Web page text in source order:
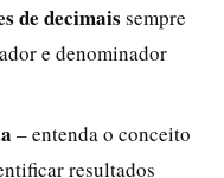
de decimais sempre
e denominador
– entenda o conceito
resultados